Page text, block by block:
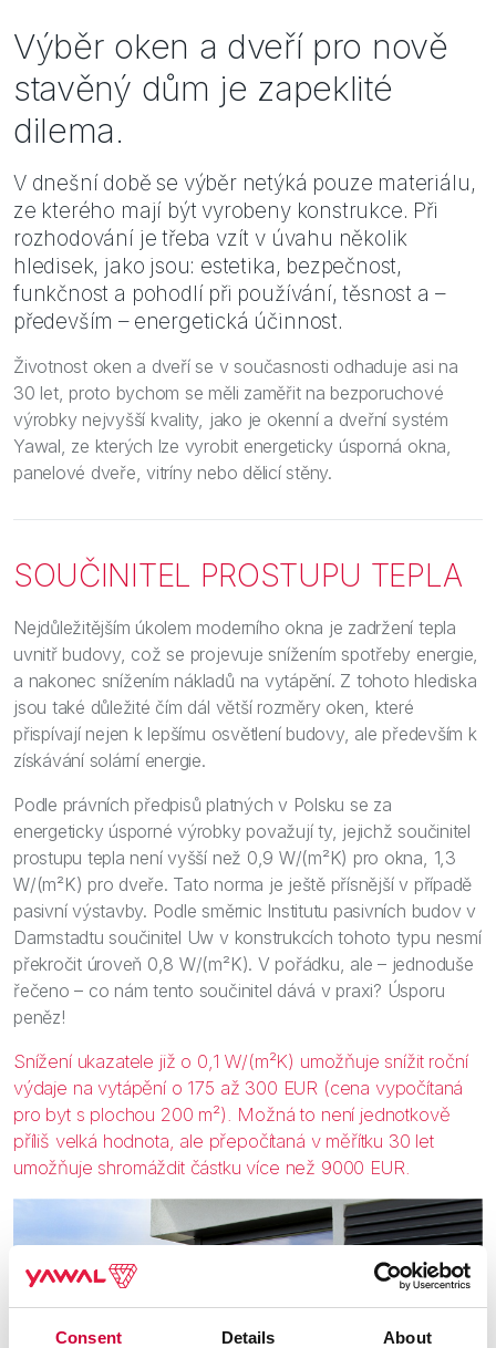
Consent Details About
Inspirace
Výběr oken a dveří pro nově
stavěný dům je zapeklité
dilema.
V dnešní době se výběr netýká pouze materiálu,
ze kterého mají být vyrobeny konstrukce. Při
rozhodování je třeba vzít v úvahu několik
hledisek, jako jsou: estetika, bezpečnost,
funkčnost a pohodlí při používání, těsnost a –
především – energetická účinnost.
Životnost oken a dveří se v současnosti odhaduje asi na
30 let, proto bychom se měli zaměřit na bezporuchové
výrobky nejvyšší kvality, jako je okenní a dveřní systém
Yawal, ze kterých lze vyrobit energeticky úsporná okna,
panelové dveře, vitríny nebo dělicí stěny.
SOUČINITEL PROSTUPU TEPLA
Nejdůležitějším úkolem moderního okna je zadržení tepla
uvnitř budovy, což se projevuje snížením spotřeby energie,
a nakonec snížením nákladů na vytápění. Z tohoto hlediska
jsou také důležité čím dál větší rozměry oken, které
přispívají nejen k lepšímu osvětlení budovy, ale především k
získávání solární energie.
Podle právních předpisů platných v Polsku se za
energeticky úsporné výrobky považují ty, jejichž součinitel
prostupu tepla není vyšší než 0,9 W/(m²K) pro okna, 1,3
W/(m²K) pro dveře. Tato norma je ještě přísnější v případě
pasivní výstavby. Podle směrnic Institutu pasivních budov v
Darmstadtu součinitel Uw v konstrukcích tohoto typu nesmí
překročit úroveň 0,8 W/(m²K). V pořádku, ale – jednoduše
řečeno – co nám tento součinitel dává v praxi? Úsporu
peněz!
Snížení ukazatele již o 0,1 W/(m²K) umožňuje snížit roční
výdaje na vytápění o 175 až 300 EUR (cena vypočítaná
pro byt s plochou 200 m²). Možná to není jednotkově
příliš velká hodnota, ale přepočítaná v měřítku 30 let
umožňuje shromáždit částku více než 9000 EUR.